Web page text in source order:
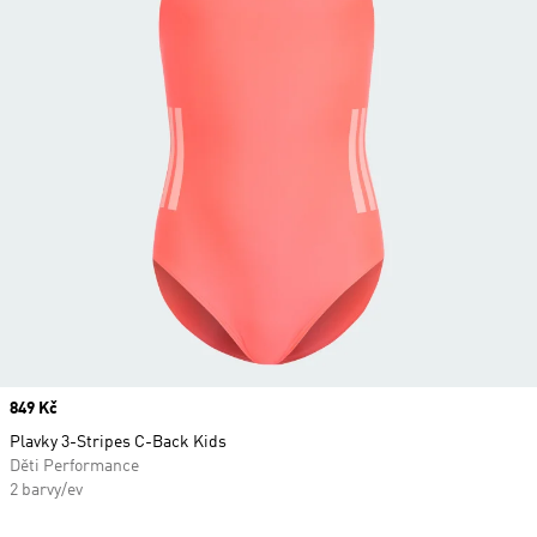
Price
849 Kč
Plavky 3-Stripes C-Back Kids
Děti Performance
2 barvy/ev